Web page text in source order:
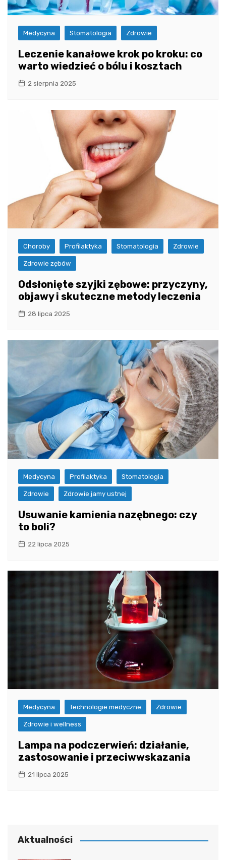
Medycyna Stomatologia Zdrowie
Leczenie kanałowe krok po kroku: co
warto wiedzieć o bólu i kosztach
2 sierpnia 2025
Choroby Profilaktyka Stomatologia Zdrowie
Zdrowie zębów
Odsłonięte szyjki zębowe: przyczyny,
objawy i skuteczne metody leczenia
28 lipca 2025
Medycyna Profilaktyka Stomatologia
Zdrowie Zdrowie jamy ustnej
Usuwanie kamienia nazębnego: czy
to boli?
22 lipca 2025
Medycyna Technologie medyczne Zdrowie
Zdrowie i wellness
Lampa na podczerwień: działanie,
zastosowanie i przeciwwskazania
21 lipca 2025
Aktualności